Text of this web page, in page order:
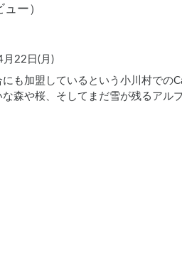
ュー）
22日(月)
も加盟しているという小川村での
森や桜、そしてまだ雪が残るアル
時間トイレの位置がとても近く夜